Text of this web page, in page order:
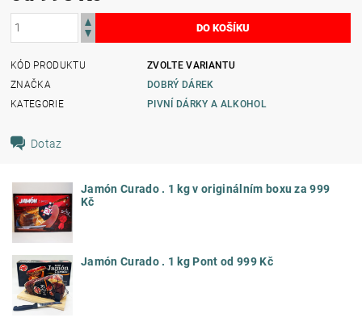
KÓD PRODUKTU
ZVOLTE VARIANTU
ZNAČKA
DOBRÝ DÁREK
KATEGORIE
PIVNÍ DÁRKY A ALKOHOL
Dotaz
Jamón Curado . 1 kg v originálním boxu za 999
Kč
Jamón Curado . 1 kg Pont od 999 Kč